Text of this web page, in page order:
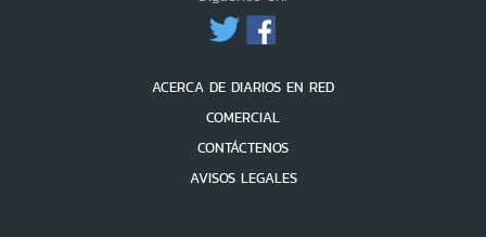
ACERCA DE DIARIOS EN RED
COMERCIAL
CONTÁCTENOS
AVISOS LEGALES